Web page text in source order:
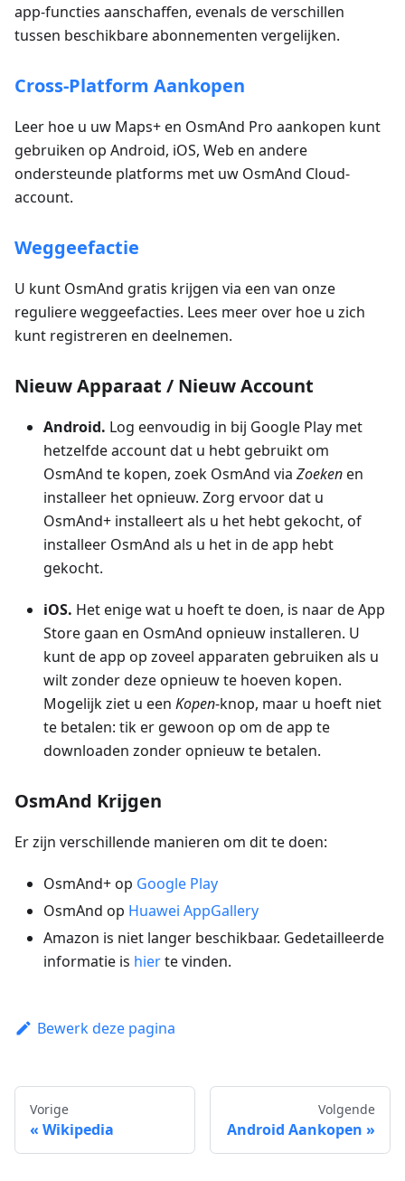
app-functies aanschaffen, evenals de verschillen
tussen beschikbare abonnementen vergelijken.
Cross-Platform Aankopen
Leer hoe u uw Maps+ en OsmAnd Pro aankopen kunt
gebruiken op Android, iOS, Web en andere
ondersteunde platforms met uw OsmAnd Cloud-
account.
Weggeefactie
U kunt OsmAnd gratis krijgen via een van onze
reguliere weggeefacties. Lees meer over hoe u zich
kunt registreren en deelnemen.
Nieuw Apparaat / Nieuw Account
Android. Log eenvoudig in bij Google Play met
hetzelfde account dat u hebt gebruikt om
OsmAnd te kopen, zoek OsmAnd via Zoekenen
installeer het opnieuw. Zorg ervoor dat u
OsmAnd+ installeert als u het hebt gekocht, of
installeer OsmAnd als u het in de app hebt
gekocht.
iOS. Het enige wat u hoeft te doen, is naar de App
Store gaan en OsmAnd opnieuw installeren. U
kunt de app op zoveel apparaten gebruiken als u
wilt zonder deze opnieuw te hoeven kopen.
Mogelijk ziet u een Kopen-knop, maar u hoeft niet
te betalen: tik er gewoon op om de app te
downloaden zonder opnieuw te betalen.
OsmAnd Krijgen
Er zijn verschillende manieren om dit te doen:
OsmAnd+ op Google Play
OsmAnd op Huawei AppGallery
Amazon is niet langer beschikbaar. Gedetailleerde
informatie is hierte vinden.
Bewerk deze pagina
Vorige
Wikipedia
Volgende
Android Aankopen